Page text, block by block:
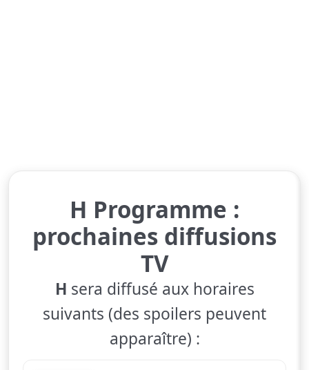
H Programme :
prochaines diffusions
TV
H sera diffusé aux horaires
suivants (des spoilers peuvent
apparaître) :